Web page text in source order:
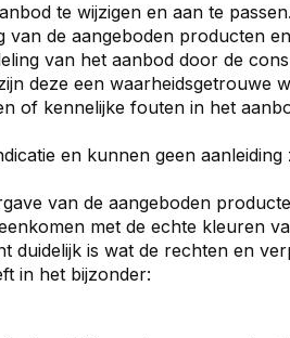
te wijzigen en aan te passen.
de aangeboden producten
van het aanbod door de
deze een waarheidsgetrouwe
of kennelijke fouten in het
en kunnen geen aanleiding
van de aangeboden
met de echte kleuren
duidelijk is wat de rechten en
in het bijzonder: